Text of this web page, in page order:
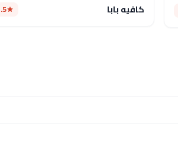
كافيه بابا